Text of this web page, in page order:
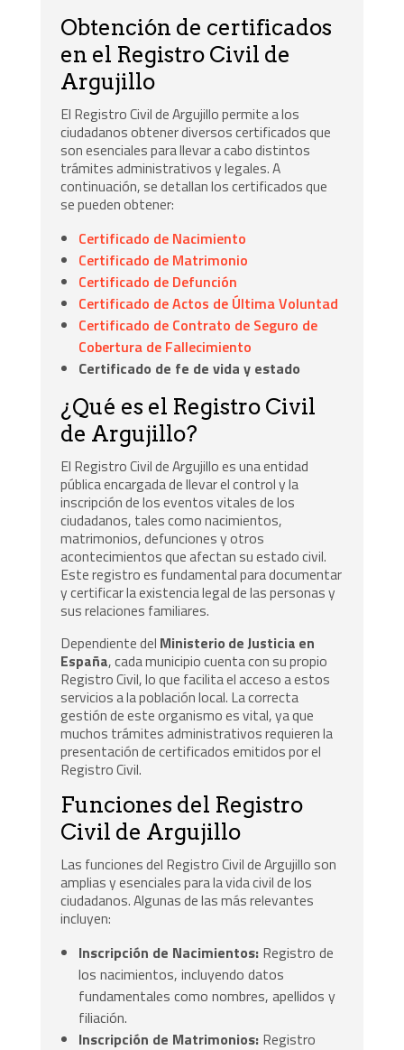
Obtención de certificados
en el Registro Civil de
Argujillo
El Registro Civil de Argujillo permite a los
ciudadanos obtener diversos certificados que
son esenciales para llevar a cabo distintos
trámites administrativos y legales. A
continuación, se detallan los certificados que
se pueden obtener:
Certificado de Nacimiento
Certificado de Matrimonio
Certificado de Defunción
Certificado de Actos de Última Voluntad
Certificado de Contrato de Seguro de
Cobertura de Fallecimiento
Certificado de fe de vida y estado
¿Qué es el Registro Civil
de Argujillo?
El Registro Civil de Argujillo es una entidad
pública encargada de llevar el control y la
inscripción de los eventos vitales de los
ciudadanos, tales como nacimientos,
matrimonios, defunciones y otros
acontecimientos que afectan su estado civil.
Este registro es fundamental para documentar
y certificar la existencia legal de las personas y
sus relaciones familiares.
Dependiente del Ministerio de Justicia en
España, cada municipio cuenta con su propio
Registro Civil, lo que facilita el acceso a estos
servicios a la población local. La correcta
gestión de este organismo es vital, ya que
muchos trámites administrativos requieren la
presentación de certificados emitidos por el
Registro Civil.
Funciones del Registro
Civil de Argujillo
Las funciones del Registro Civil de Argujillo son
amplias y esenciales para la vida civil de los
ciudadanos. Algunas de las más relevantes
incluyen:
Inscripción de Nacimientos: Registro de
los nacimientos, incluyendo datos
fundamentales como nombres, apellidos y
filiación.
Inscripción de Matrimonios: Registro